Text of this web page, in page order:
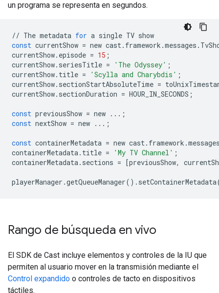
un programa se representa en segundos.
// The metadata for a single TV show
const currentShow = new cast. framework .messages .
currentShow. episode = 15 ;
currentShow. seriesTitle = 'The Odyssey' ;
currentShow. title = 'Scylla and Charybdis' ;
currentShow. sectionStartAbsoluteTime =
currentShow. sectionDuration = HOUR_IN_SECONDS ;
const previousShow = new ... ;
const nextShow = new ... ;
const containerMetadata = new cast. framework .
containerMetadata. title = 'My TV Channel' ;
containerMetadata. sections = [previousShow,
playerManager .getQueueManager() . setContainerMetadata
Rango de búsqueda en vivo
El SDK de Cast incluye elementos y controles de la IU que
permiten al usuario mover en la transmisión mediante el
Control expandido o controles de tacto en dispositivos
táctiles.